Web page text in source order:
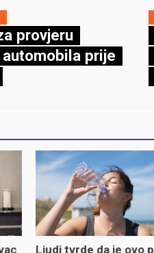
provjeru
prije
Ljudi tvrde da je ovo